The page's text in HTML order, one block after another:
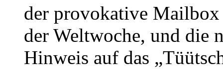
der provokative
der Weltwoche, und die
Hinweis auf das